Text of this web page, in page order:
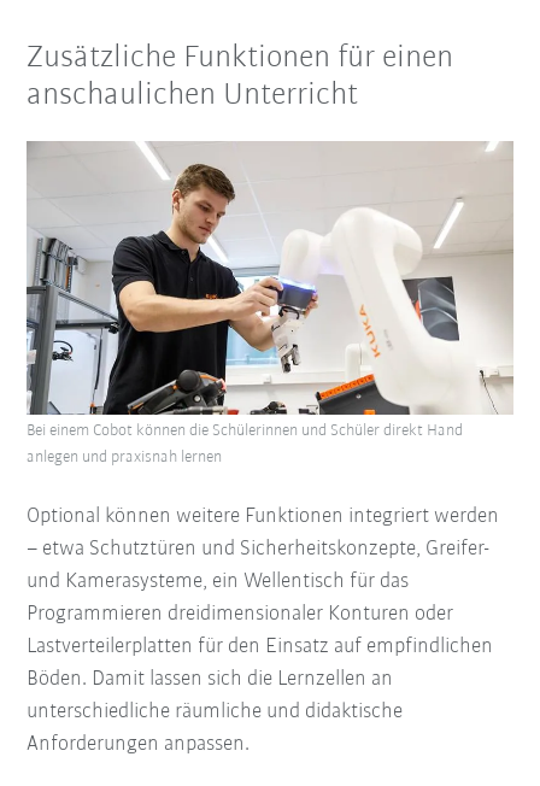
Zusätzliche Funktionen für einen
anschaulichen Unterricht
Optional können weitere Funktionen integriert werden
– etwa Schutztüren und Sicherheitskonzepte, Greifer-
und Kamerasysteme, ein Wellentisch für das
Programmieren dreidimensionaler Konturen oder
Lastverteilerplatten für den Einsatz auf empfindlichen
Böden. Damit lassen sich die Lernzellen an
unterschiedliche räumliche und didaktische
Anforderungen anpassen.
Bei einem Cobot können die Schülerinnen und Schüler direkt Hand
anlegen und praxisnah lernen